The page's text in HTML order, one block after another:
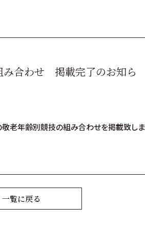
み合わせ 掲載完了のお知ら
老年齢別競技の組み合わせを掲載致しま
一覧に戻る